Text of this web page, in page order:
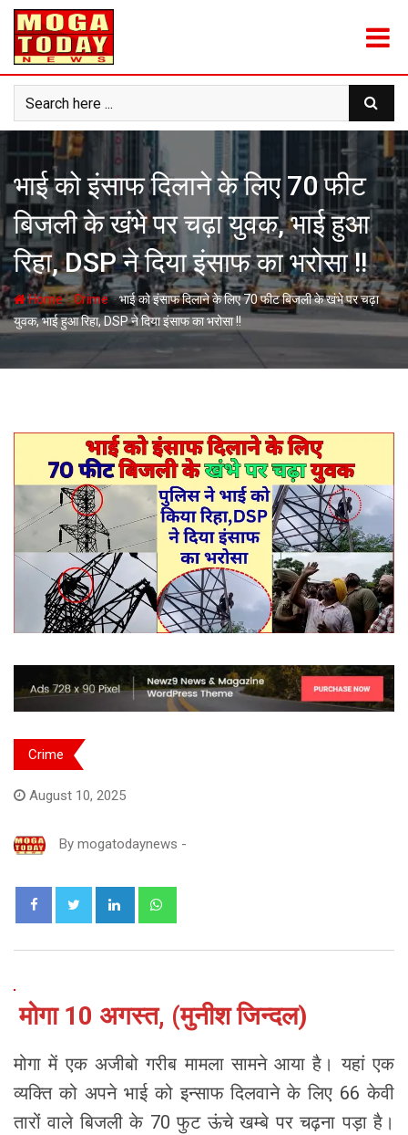
Skip
content
भाई को इंसाफ दिलाने के लिए 70 फीट
बिजली के खंभे पर चढ़ा युवक, भाई हुआ
रिहा, DSP ने दिया इंसाफ का भरोसा !!
Home-Crime-भाई को इंसाफ दिलाने के लिए 70 फीट बिजली के खंभे पर चढ़ा
युवक, भाई हुआ रिहा, DSP ने दिया इंसाफ का भरोसा !!
Crime
August 10, 2025
By mogatodaynews -
LinkedIn
मोगा 10 अगस्त, (मुनीश जिन्दल)
मोगा में एक अजीबो गरीब मामला सामने आया है। यहां एक
व्यक्ति को अपने भाई को इन्साफ दिलवाने के लिए 66 केवी
तारों वाले बिजली के 70 फुट ऊंचे खम्बे पर चढ़ना पड़ा है।